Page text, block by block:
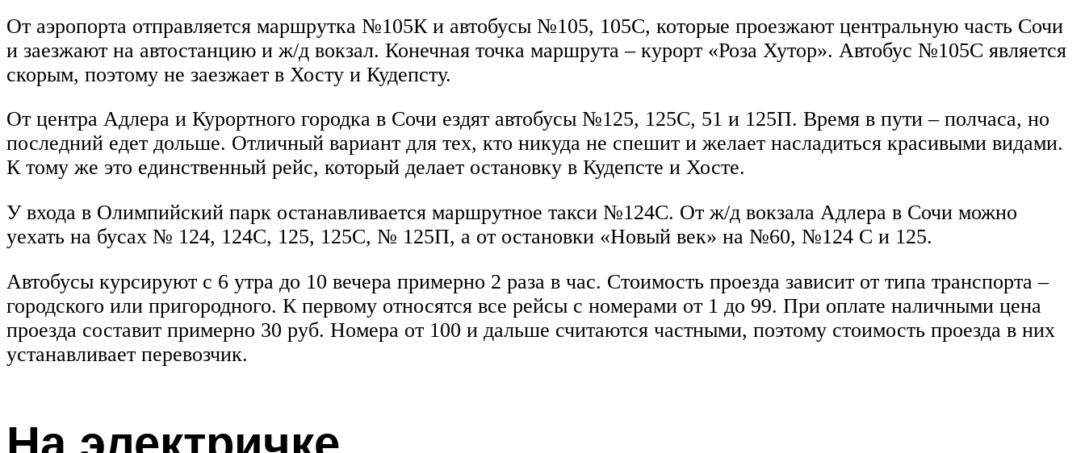
От аэропорта отправляется маршрутка №105К и автобусы №105, 105С, которые проезжают центральную часть Сочи
и заезжают на автостанцию и ж/д вокзал. Конечная точка маршрута – курорт «Роза Хутор». Автобус №105С является
скорым, поэтому не заезжает в Хосту и Кудепсту.
От центра Адлера и Курортного городка в Сочи ездят автобусы №125, 125С, 51 и 125П. Время в пути – полчаса, но
последний едет дольше. Отличный вариант для тех, кто никуда не спешит и желает насладиться красивыми видами.
К тому же это единственный рейс, который делает остановку в Кудепсте и Хосте.
У входа в Олимпийский парк останавливается маршрутное такси №124С. От ж/д вокзала Адлера в Сочи можно
уехать на бусах № 124, 124С, 125, 125С, № 125П, а от остановки «Новый век» на №60, №124 С и 125.
Автобусы курсируют с 6 утра до 10 вечера примерно 2 раза в час. Стоимость проезда зависит от типа транспорта –
городского или пригородного. К первому относятся все рейсы с номерами от 1 до 99. При оплате наличными цена
проезда составит примерно 30 руб. Номера от 100 и дальше считаются частными, поэтому стоимость проезда в них
устанавливает перевозчик.